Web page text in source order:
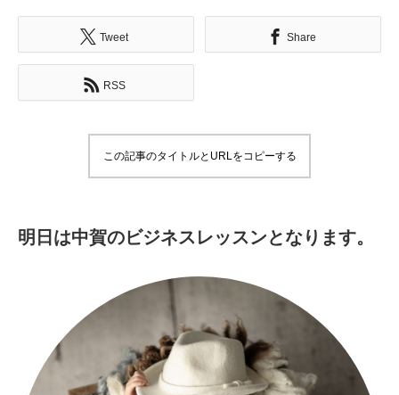
Tweet Share
RSS
この記事のタイトルとURLをコピーする
明日は中賀のビジネスレッスンとなります。